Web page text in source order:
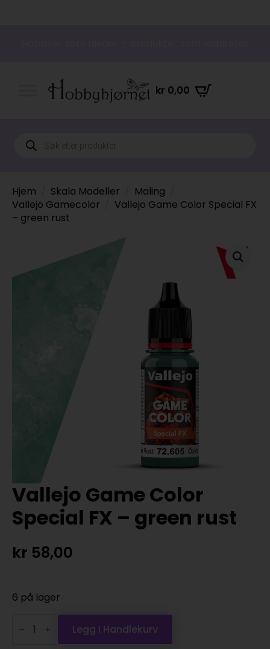
kr 0,00
Products
search
Hjem Skala Modeller
Maling
Vallejo Gamecolor
Vallejo Game Color Special FX
– green rust
Vallejo Game Color
Special FX – green rust
kr 58,00
6 på lager
Game
Color
Legg I Handlekurv